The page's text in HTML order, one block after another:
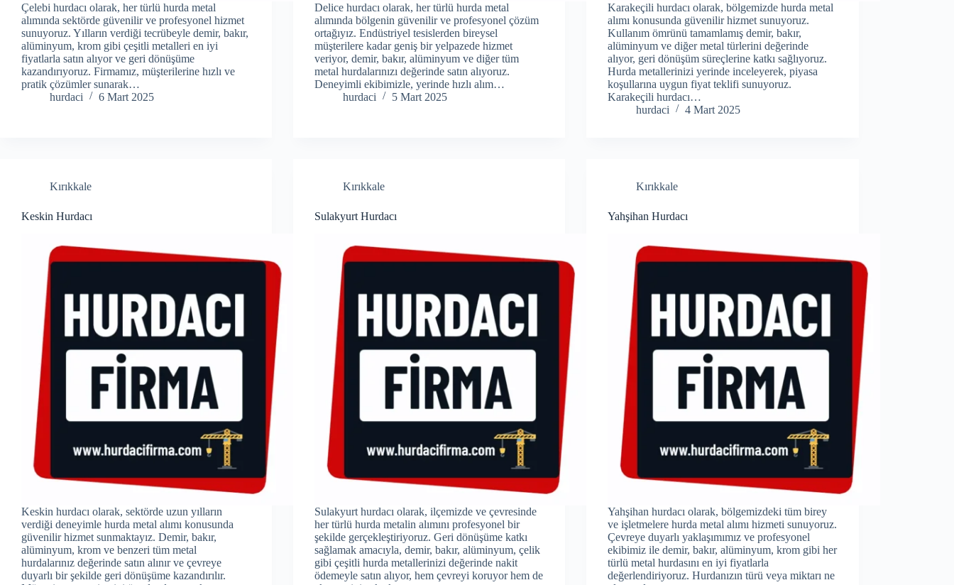
Çelebi hurdacı olarak, her türlü hurda metal
alımında sektörde güvenilir ve profesyonel hizmet
sunuyoruz. Yılların verdiği tecrübeyle demir, bakır,
alüminyum, krom gibi çeşitli metalleri en iyi
fiyatlarla satın alıyor ve geri dönüşüme
kazandırıyoruz. Firmamız, müşterilerine hızlı ve
pratik çözümler sunarak…
hurdaci
6 Mart 2025
Delice hurdacı olarak, her türlü hurda metal
alımında bölgenin güvenilir ve profesyonel çözüm
ortağıyız. Endüstriyel tesislerden bireysel
müşterilere kadar geniş bir yelpazede hizmet
veriyor, demir, bakır, alüminyum ve diğer tüm
metal hurdalarınızı değerinde satın alıyoruz.
Deneyimli ekibimizle, yerinde hızlı alım…
hurdaci
5 Mart 2025
Karakeçili hurdacı olarak, bölgemizde hurda metal
alımı konusunda güvenilir hizmet sunuyoruz.
Kullanım ömrünü tamamlamış demir, bakır,
alüminyum ve diğer metal türlerini değerinde
alıyor, geri dönüşüm süreçlerine katkı sağlıyoruz.
Hurda metallerinizi yerinde inceleyerek, piyasa
koşullarına uygun fiyat teklifi sunuyoruz.
Karakeçili hurdacı…
hurdaci
4 Mart 2025
Kırıkkale
Keskin Hurdacı
Keskin hurdacı olarak, sektörde uzun yılların
verdiği deneyimle hurda metal alımı konusunda
güvenilir hizmet sunmaktayız. Demir, bakır,
alüminyum, krom ve benzeri tüm metal
hurdalarınız değerinde satın alınır ve çevreye
duyarlı bir şekilde geri dönüşüme kazandırılır.
Kırıkkale
Sulakyurt Hurdacı
Sulakyurt hurdacı olarak, ilçemizde ve çevresinde
her türlü hurda metalin alımını profesyonel bir
şekilde gerçekleştiriyoruz. Geri dönüşüme katkı
sağlamak amacıyla, demir, bakır, alüminyum, çelik
gibi çeşitli hurda metallerinizi değerinde nakit
ödemeyle satın alıyor, hem çevreyi koruyor hem de
Kırıkkale
Yahşihan Hurdacı
Yahşihan hurdacı olarak, bölgemizdeki tüm birey
ve işletmelere hurda metal alımı hizmeti sunuyoruz.
Çevreye duyarlı yaklaşımımız ve profesyonel
ekibimiz ile demir, bakır, alüminyum, krom gibi her
türlü metal hurdasını en iyi fiyatlarla
değerlendiriyoruz. Hurdanızın türü veya miktarı ne